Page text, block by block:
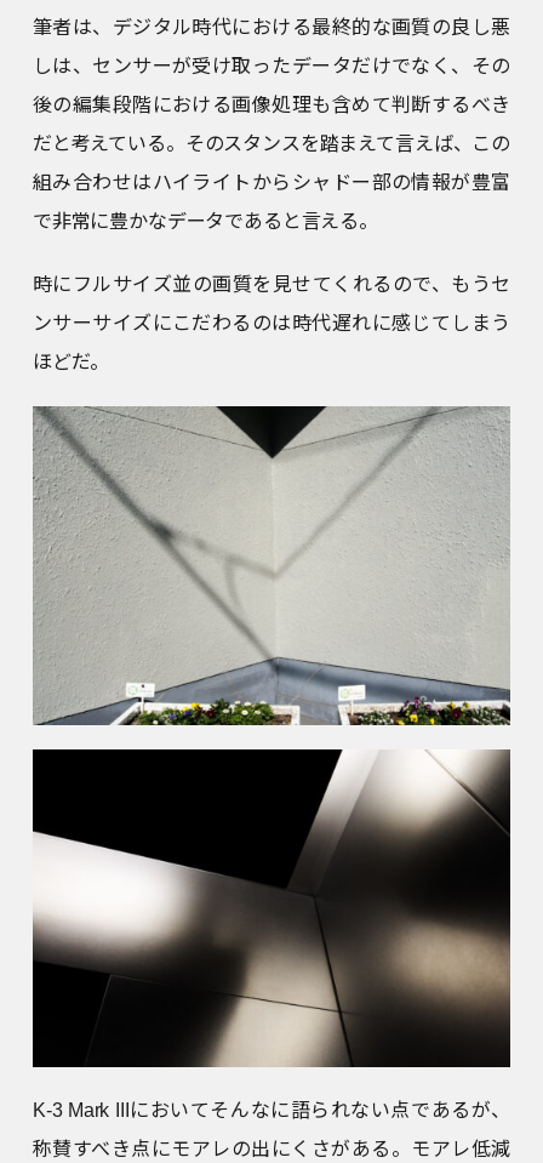
筆者は、デジタル時代における最終的な画質の良し悪
しは、センサーが受け取ったデータだけでなく、その
後の編集段階における画像処理も含めて判断するべき
だと考えている。そのスタンスを踏まえて言えば、この
組み合わせはハイライトからシャドー部の情報が豊富
で非常に豊かなデータであると言える。
時にフルサイズ並の画質を見せてくれるので、もうセ
ンサーサイズにこだわるのは時代遅れに感じてしまう
ほどだ。
K-3 Mark IIIにおいてそんなに語られない点であるが、
称賛すべき点にモアレの出にくさがある。モアレ低減